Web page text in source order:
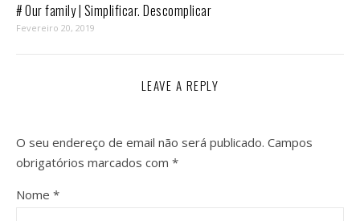
# Our family | Simplificar. Descomplicar
Fevereiro 20, 2019
LEAVE A REPLY
O seu endereço de email não será publicado. Campos
obrigatórios marcados com *
Nome *